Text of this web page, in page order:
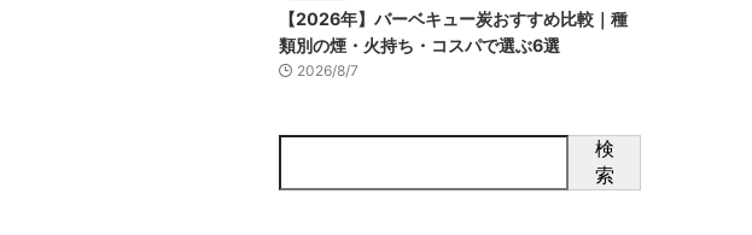
【2026年】バーベキュー炭おすすめ比較｜種
類別の煙・火持ち・コスパで選ぶ6選
2026/8/7
検
索